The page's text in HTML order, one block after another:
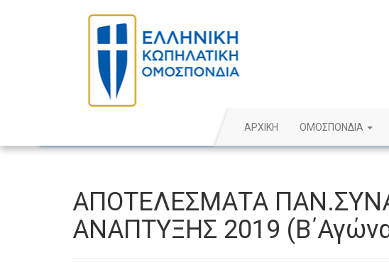
ΑΡΧΙΚΗ ΟΜΟΣΠΟΝΔΙΑ
ΑΠΟΤΕΛΕΣΜΑΤΑ
ΑΝΑΠΤΥΞΗΣ 2019